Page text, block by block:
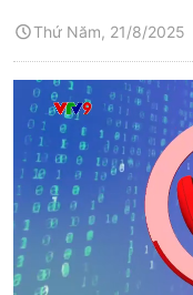
Thứ Năm, 21/8/2025